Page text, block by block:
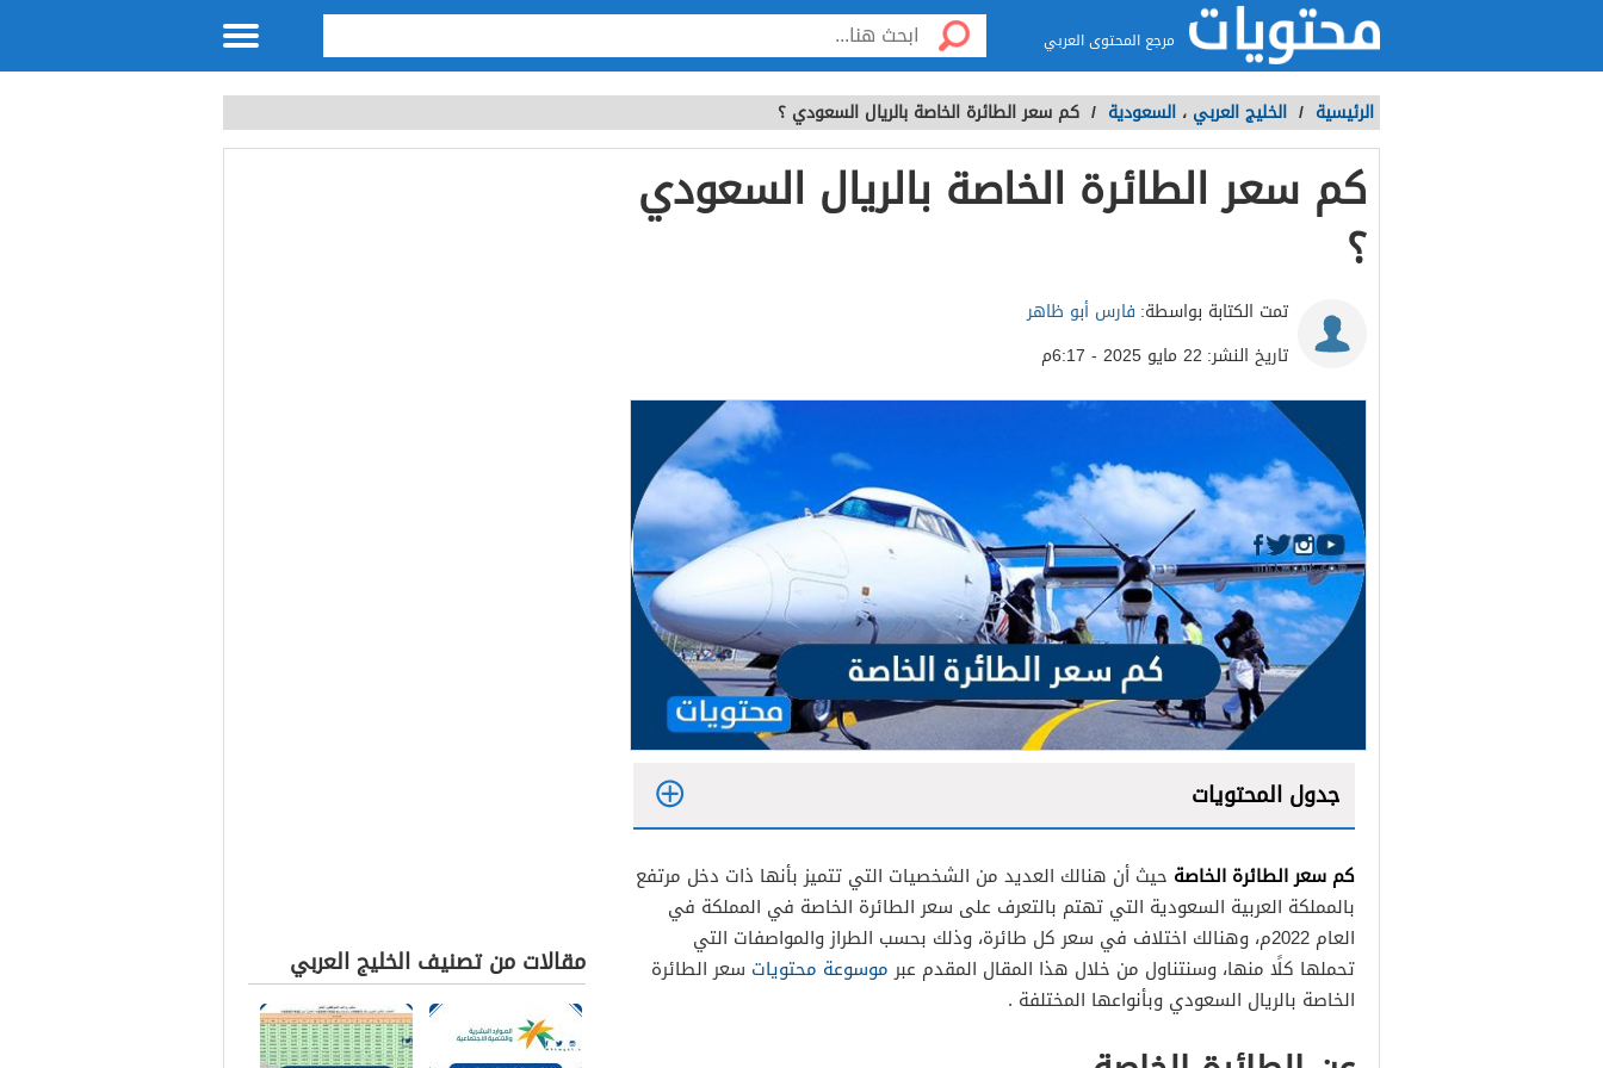
مرجع المحتوى العربي
الرئيسية / الخليج العربي ، السعودية / كم سعر الطائرة الخاصة بالريال السعودي ؟
كم سعر الطائرة الخاصة بالريال السعودي
؟
تمت الكتابة بواسطة: فارس أبو ظاهر
تاريخ النشر: 22 مايو 2025 - 6:17م
جدول المحتويات
كم سعر الطائرة الخاصة حيث أن هنالك العديد من الشخصيات التي تتميز بأنها ذات دخل مرتفع
بالمملكة العربية السعودية التي تهتم بالتعرف على سعر الطائرة الخاصة في المملكة في
العام 2022م، وهنالك اختلاف في سعر كل طائرة، وذلك بحسب الطراز والمواصفات التي
تحملها كلًا منها، وسنتناول من خلال هذا المقال المقدم عبرموسوعة محتويات سعر الطائرة
الخاصة بالريال السعودي وبأنواعها المختلفة .
مقالات من تصنيف الخليج العربي